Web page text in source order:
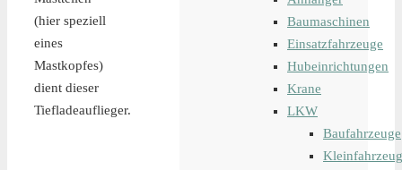
(hier speziell
eines
Mastkopfes)
dient dieser
Tiefladeauflieger.
Baumaschinen
Einsatzfahrzeuge
Hubeinrichtungen
Krane
LKW
Baufahrzeuge